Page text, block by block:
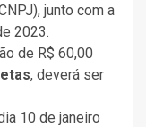
junto com a
2023.
de R$ 60,00
, deverá ser
10 de janeiro